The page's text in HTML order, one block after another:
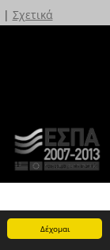
Δέχομαι
| Σχετικά